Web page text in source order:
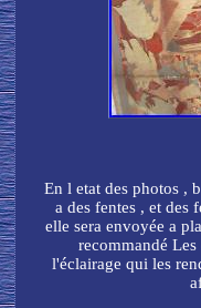
En l etat des photos ,
a des fentes , et des
elle sera envoyée a
recommandé
l'éclairage qui les